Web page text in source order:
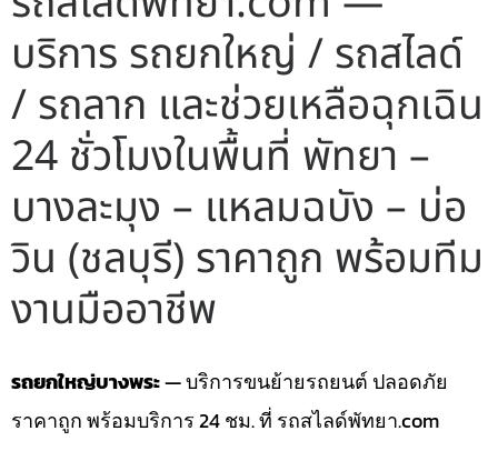
บริการ รถยกใหญ่ / รถสไลด์
/ รถลาก และช่วยเหลือฉุกเฉิน
24 ชั่วโมงในพื้นที่ พัทยา –
บางละมุง – แหลมฉบัง – บ่อ
วิน (ชลบุรี) ราคาถูก พร้อมทีม
งานมืออาชีพ
รถยกใหญ่บางพระ— บริการขนย้ายรถยนต์ ปลอดภัย
ราคาถูก พร้อมบริการ 24 ชม. ที่ รถสไลด์พัทยา.com